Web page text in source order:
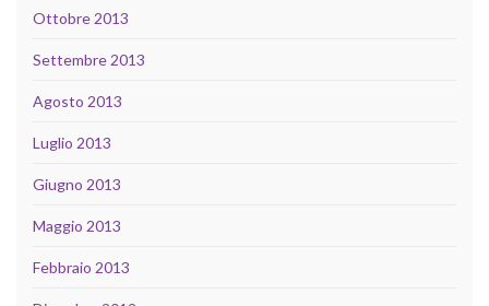
Ottobre 2013
Settembre 2013
Agosto 2013
Luglio 2013
Giugno 2013
Maggio 2013
Febbraio 2013